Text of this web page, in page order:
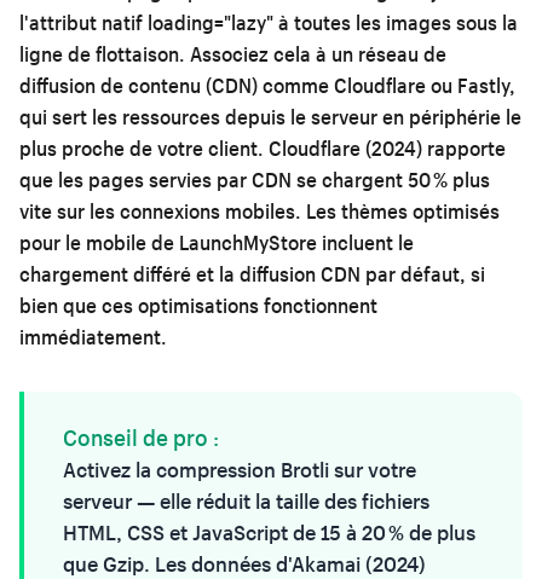
l'attribut natif loading="lazy" à toutes les images sous la
ligne de flottaison. Associez cela à un réseau de
diffusion de contenu (CDN) comme Cloudflare ou Fastly,
qui sert les ressources depuis le serveur en périphérie le
plus proche de votre client. Cloudflare (2024) rapporte
que les pages servies par CDN se chargent 50 % plus
vite sur les connexions mobiles. Les thèmes optimisés
pour le mobile de LaunchMyStore incluent le
chargement différé et la diffusion CDN par défaut, si
bien que ces optimisations fonctionnent
immédiatement.
Conseil de pro :
Activez la compression Brotli sur votre
serveur — elle réduit la taille des fichiers
HTML, CSS et JavaScript de 15 à 20 % de plus
que Gzip. Les données d'Akamai (2024)